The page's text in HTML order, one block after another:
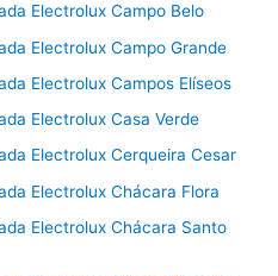
Electrolux Campo Belo
Electrolux Campo Grande
Electrolux Campos Elíseos
Electrolux Casa Verde
Electrolux Cerqueira Cesar
Electrolux Chácara Flora
Electrolux Chácara Santo